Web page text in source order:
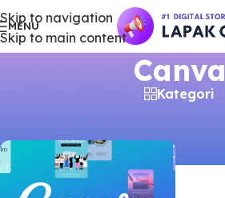
Skip to navigation
Skip to main content
MENU
Canva
Kategori